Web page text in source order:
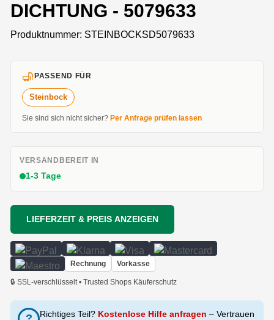
DICHTUNG - 5079633
Produktnummer: STEINBOCKSD5079633
PASSEND FÜR
Steinbock
Sie sind sich nicht sicher? Per Anfrage prüfen lassen
VERSANDBEREIT IN
1-3 Tage
LIEFERZEIT & PREIS ANZEIGEN
Rechnung Vorkasse
🔒 SSL-verschlüsselt • Trusted Shops Käuferschutz
Richtiges Teil? Kostenlose Hilfe anfragen – Vertrauen